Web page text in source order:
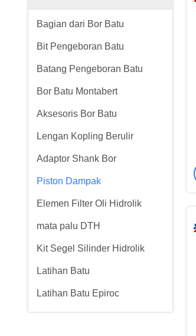
Bagian dari Bor Batu
Bit Pengeboran Batu
Batang Pengeboran Batu
Bor Batu Montabert
Aksesoris Bor Batu
Lengan Kopling Berulir
Adaptor Shank Bor
Piston Dampak
Elemen Filter Oli Hidrolik
mata palu DTH
Kit Segel Silinder Hidrolik
Latihan Batu
Latihan Batu Epiroc